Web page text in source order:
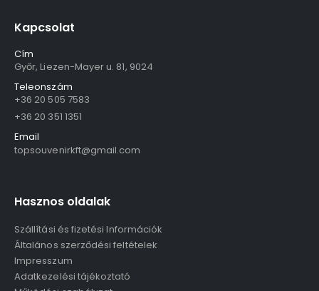
Kapcsolat
Cím
Győr, Liezen-Mayer u. 81, 9024
Teleonszám
+36 20 505 7583
+36 20 351 1351
Email
topsouvenirkft@gmail.com
Hasznos oldalak
Szállítási és fizetési Információk
Általános szerződési feltételek
Impresszum
Adatkezelési tájékoztató